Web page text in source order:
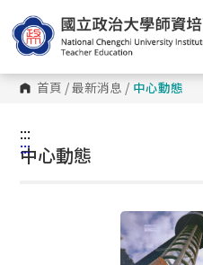
首頁 /最新消息 / 中心動態
:::
:::
中心動態